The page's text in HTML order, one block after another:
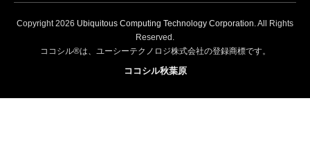
Copyright2026 Ubiquitous Computing Technology Corporation. All Rights
Reserved.
ココシル®は、ユーシーテクノロジ株式会社の登録商標です。
ココシル秋葉原